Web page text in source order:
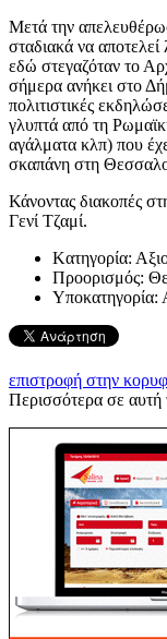
Μετά την
σταδιακά να
εδώ στεγαζόταν το
σήμερα ανήκει στο
πολιτιστικές
γλυπτά από τη
αγάλματα κλπ) που
σκαπάνη στη
Κάνοντας διακοπές
Γενί Τζαμί.
Kατηγορία:
Προορισμός:
Υποκατηγορία:
επιστροφή στην
Περισσότερα σε αυτή